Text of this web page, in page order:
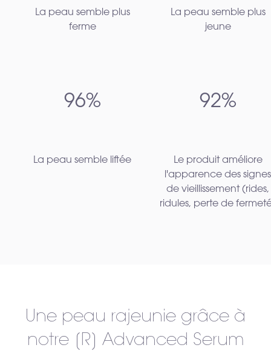
La peau semble plus
ferme
La peau semble plus
jeune
96%
La peau semble liftée
92%
Le produit améliore
l'apparence des signes
de vieillissement (rides,
ridules, perte de
Une peau rajeunie grâce à
notre [R] Advanced Serum